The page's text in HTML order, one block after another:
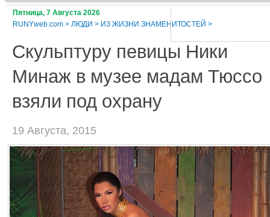
Пятница, 7 Августа 2026
RUNYweb.com > ЛЮДИ > ИЗ ЖИЗНИ ЗНАМЕНИТОСТЕЙ >
Скульптуру певицы Ники
Минаж в музее мадам Тюссо
взяли под охрану
19 Августа, 2015